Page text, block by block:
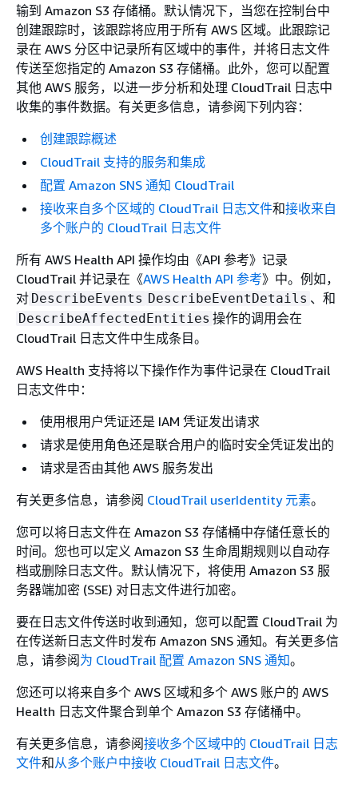
输到 Amazon S3 存储桶。默认情况下，当您在控制台中
创建跟踪时，该跟踪将应用于所有 AWS 区域。此跟踪记
录在 AWS 分区中记录所有区域中的事件，并将日志文件
传送至您指定的 Amazon S3 存储桶。此外，您可以配置
其他 AWS 服务，以进一步分析和处理 CloudTrail 日志中
收集的事件数据。有关更多信息，请参阅下列内容：
创建跟踪概述
CloudTrail 支持的服务和集成
配置 Amazon SNS 通知 CloudTrail
接收来自多个区域的 CloudTrail 日志文件和接收来自
多个账户的 CloudTrail 日志文件
所有 AWS Health API 操作均由《API 参考》记录
CloudTrail 并记录在《AWS Health API 参考》中。例如，
对 DescribeEvents DescribeEventDetails 、和
DescribeAffectedEntities 操作的调用会在
CloudTrail 日志文件中生成条目。
AWS Health 支持将以下操作作为事件记录在 CloudTrail
日志文件中：
使用根用户凭证还是 IAM 凭证发出请求
请求是使用角色还是联合用户的临时安全凭证发出的
请求是否由其他 AWS 服务发出
有关更多信息，请参阅 CloudTrail userIdentity 元素。
您可以将日志文件在 Amazon S3 存储桶中存储任意长的
时间。您也可以定义 Amazon S3 生命周期规则以自动存
档或删除日志文件。默认情况下，将使用 Amazon S3 服
务器端加密 (SSE) 对日志文件进行加密。
要在日志文件传送时收到通知，您可以配置 CloudTrail 为
在传送新日志文件时发布 Amazon SNS 通知。有关更多信
息，请参阅为 CloudTrail 配置 Amazon SNS 通知。
您还可以将来自多个 AWS 区域和多个 AWS 账户的 AWS
Health 日志文件聚合到单个 Amazon S3 存储桶中。
有关更多信息，请参阅接收多个区域中的 CloudTrail 日志
文件和从多个账户中接收 CloudTrail 日志文件。